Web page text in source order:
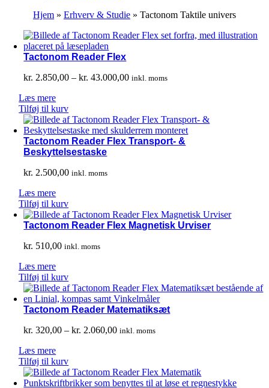
Hjem » Erhverv & Studie » Tactonom Taktile univers
Tactonom Reader Flex
kr. 2.850,00 – kr. 43.000,00Prisinterval:
inkl. moms
Læs mere
Tilføj til kurv
Tactonom Reader Flex Transport- &
Beskyttelsestaske
kr. 2.500,00 inkl. moms
Læs mere
Tilføj til kurv
Tactonom Reader Flex Magnetisk Urviser
kr. 510,00 inkl. moms
Læs mere
Tilføj til kurv
Tactonom Reader Matematiksæt
kr. 320,00 – kr. 2.060,00Prisinterval:
inkl. moms
Læs mere
Tilføj til kurv